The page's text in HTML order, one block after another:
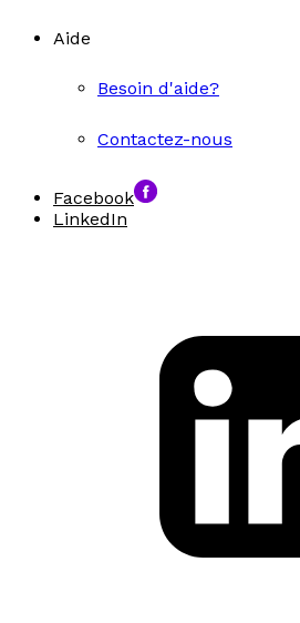
Aide
Besoin d'aide?
Contactez-nous
Facebook
LinkedIn